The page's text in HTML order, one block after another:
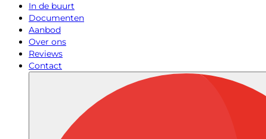
In de buurt
Documenten
Aanbod
Over ons
Reviews
Contact